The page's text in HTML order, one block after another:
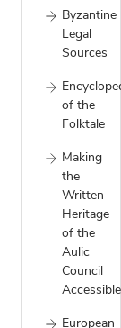
Byzantine
Legal
Sources
of the
Folktale
Making
the
Written
Heritage
of the
Aulic
Council
Accessible
European